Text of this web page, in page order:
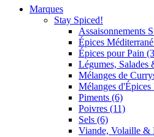
Marques
Stay Spiced!
Assaisonnements
Épices
Épices pour Pain
Légumes, Salades
Mélanges de
Mélanges
Piments (6)
Poivres (11)
Sels (6)
Viande, Volaille &